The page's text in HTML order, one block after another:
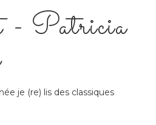
- Patricia
je (re) lis des classiques